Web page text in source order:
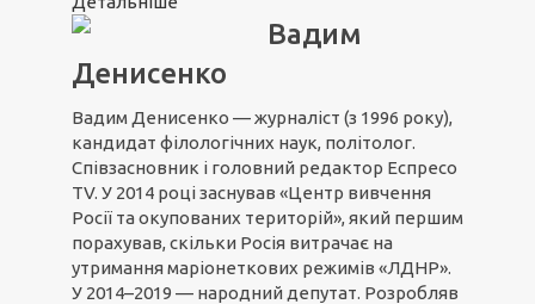
Вадим
Денисенко
Вадим Денисенко — журналіст (з 1996 року),
кандидат філологічних наук, політолог.
Співзасновник і головний редактор Еспресо
TV. У 2014 році заснував «Центр вивчення
Росії та окупованих територій», який першим
порахував, скільки Росія витрачає на
утримання маріонеткових режимів «ЛДНР».
У 2014–2019 — народний депутат. Розробляв